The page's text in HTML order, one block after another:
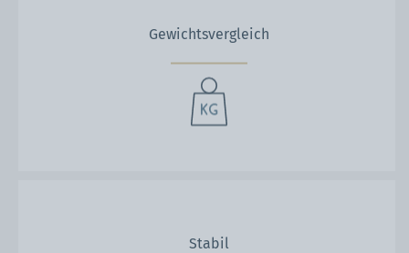
Gewichtsvergleich
Stabil